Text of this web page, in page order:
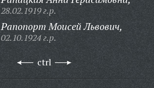
28.02.1919 г.р.
Рапопорт Моисей Львович,
02.10.1924 г.р.
ctrl